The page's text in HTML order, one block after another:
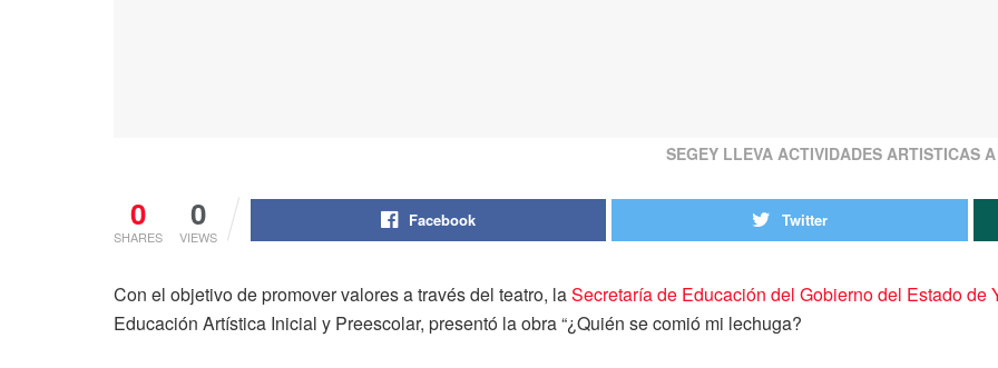
SEGEY LLEVA ACTIVIDADES ARTISTICAS
0
SHARES
0
VIEWS
Facebook Twitter
Con el objetivo de promover valores a través del teatro, laSecretaría de Educación del Gobierno del Estado de
Educación Artística Inicial y Preescolar, presentó la obra “¿Quién se comió mi lechuga?